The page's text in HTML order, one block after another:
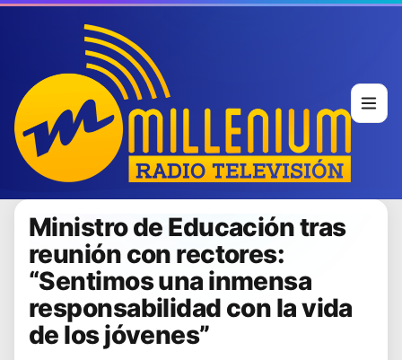
Ministro de Educación tras
reunión con rectores:
“Sentimos una inmensa
responsabilidad con la vida
de los jóvenes”